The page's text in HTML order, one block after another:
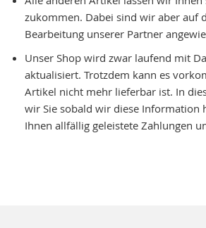
zukommen. Dabei sind wir aber auf
Bearbeitung unserer Partner
Unser Shop wird zwar laufend mit
aktualisiert. Trotzdem kann es
Artikel nicht mehr lieferbar ist. In
wir Sie sobald wir diese Information
Ihnen allfällig geleistete Zahlungen